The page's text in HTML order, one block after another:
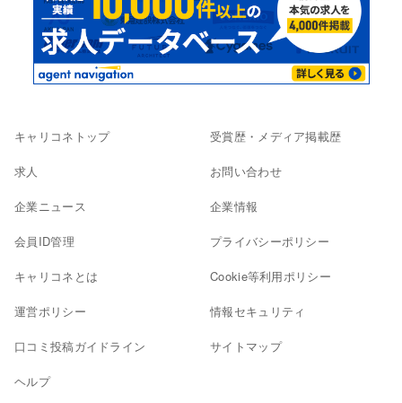
キャリコネトップ
求人
企業ニュース
会員ID管理
キャリコネとは
運営ポリシー
口コミ投稿ガイドライン
ヘルプ
受賞歴・メディア掲載歴
お問い合わせ
企業情報
プライバシーポリシー
Cookie等利用ポリシー
情報セキュリティ
サイトマップ